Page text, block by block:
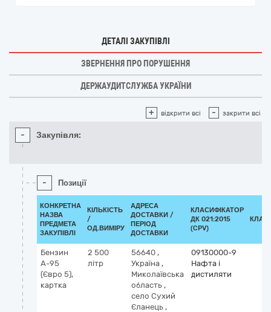
ДЕТАЛІ ЗАКУПІВЛІ
ЗВЕРНЕННЯ ПРО ПОРУШЕННЯ
ДЕРЖАУДИТСЛУЖБА УКРАЇНИ
+ відкрити всі - закрити всі
- Закупівля:
- Позиції
КОНКРЕТНА
НАЗВА
ПРЕДМЕТА
ЗАКУПІВЛІ
КІЛЬКІСТЬ
/
ОД.ВИМІРУ
АДРЕСА
ДОСТАВКИ /
ПЕРІОД
ДОСТАВКИ
КЛАСИФІКАТОР
ДК 021:2015
(CPV)
Бензин
А-95
(Євро 5),
картка
2 500
літр
56640 ,
Україна ,
Миколаївська
область ,
село Сухий
Єланець ,
09130000-9
Нафта і
дистиляти